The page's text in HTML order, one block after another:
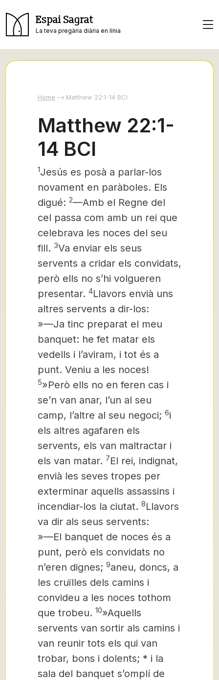
Espai Sagrat
La teva pregària diària en línia
Home Matthew 22:1-14 BCI
Matthew 22:1-
14 BCI
1Jesús es posà a parlar-los
novament en paràboles. Els
digué: 2—Amb el Regne del
cel passa com amb un rei que
celebrava les noces del seu
fill. 3Va enviar els seus
servents a cridar els convidats,
però ells no s’hi volgueren
presentar. 4Llavors envià uns
altres servents a dir-los:
»—Ja tinc preparat el meu
banquet: he fet matar els
vedells i l’aviram, i tot és a
punt. Veniu a les noces!
5»Però ells no en feren cas i
se’n van anar, l’un al seu
camp, l’altre al seu negoci; 6i
els altres agafaren els
servents, els van maltractar i
els van matar. 7El rei, indignat,
envià les seves tropes per
exterminar aquells assassins i
incendiar-los la ciutat. 8Llavors
va dir als seus servents:
»—El banquet de noces és a
punt, però els convidats no
n’eren dignes; 9aneu, doncs, a
les cruïlles dels camins i
convideu a les noces tothom
que trobeu. 10»Aquells
servents van sortir als camins i
van reunir tots els qui van
trobar, bons i dolents; * i la
sala del banquet s’omplí de